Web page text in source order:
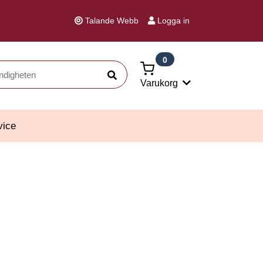
Talande Webb Logga in
Sök
Varukorg
0